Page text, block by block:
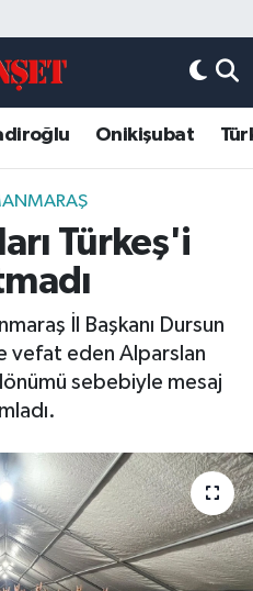
Onikişubat
Türkeş'i
İl Başkanı Dursun
vefat eden Alparslan
sebebiyle mesaj
Eczaneler
Durumu
Yoğunluk Haritası
ve Fikstür